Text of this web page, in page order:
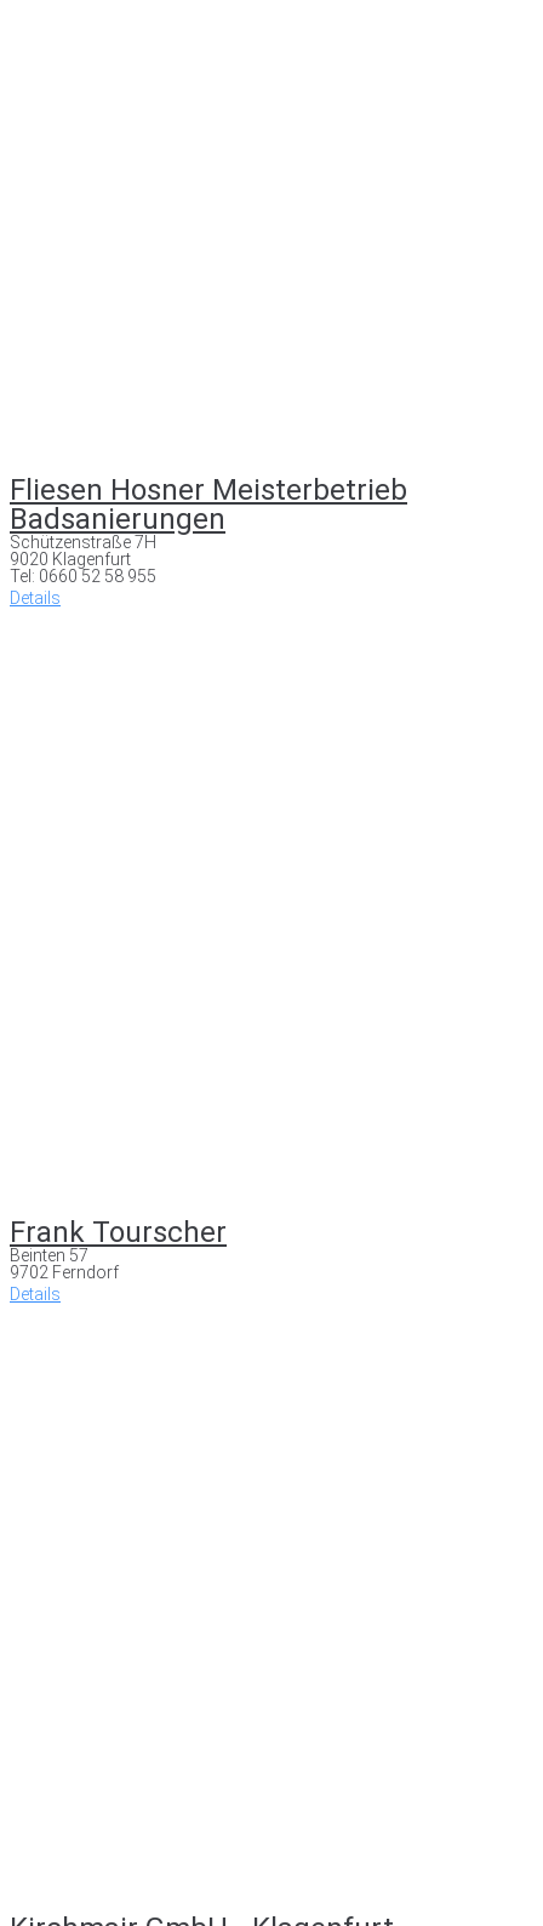
Fliesen Hosner Meisterbetrieb
Badsanierungen
Schützenstraße 7H
9020 Klagenfurt
Tel: 0660 52 58 955
Details
Frank Tourscher
Beinten 57
9702 Ferndorf
Details